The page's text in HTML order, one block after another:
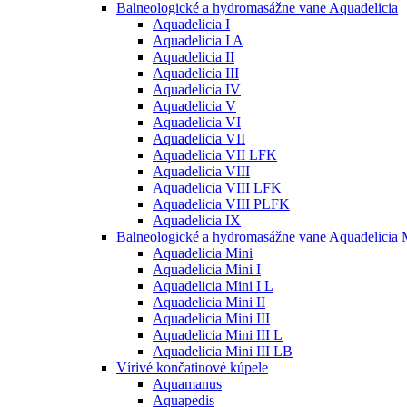
Balneologické a hydromasážne vane Aquadelicia
Aquadelicia I
Aquadelicia I A
Aquadelicia II
Aquadelicia III
Aquadelicia IV
Aquadelicia V
Aquadelicia VI
Aquadelicia VII
Aquadelicia VII LFK
Aquadelicia VIII
Aquadelicia VIII LFK
Aquadelicia VIII PLFK
Aquadelicia IX
Balneologické a hydromasážne vane Aquadelicia
Aquadelicia Mini
Aquadelicia Mini I
Aquadelicia Mini I L
Aquadelicia Mini II
Aquadelicia Mini III
Aquadelicia Mini III L
Aquadelicia Mini III LB
Vírivé končatinové kúpele
Aquamanus
Aquapedis